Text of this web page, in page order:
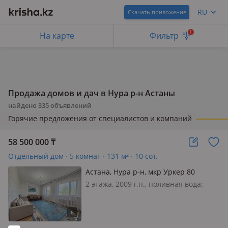
Скачать приложение RU
На карте Фильтр 1
Продажа домов и дач в Нура р-н Астаны
найдено 335 объявлений
Горячие предложения от специалистов и компаний
58 500 000₸
Отдельный дом · 5 комнат · 131 м² · 10 сот.
Астана, Нура р-н, мкр Уркер 80
2 этажа, 2009 г.п., поливная вода: